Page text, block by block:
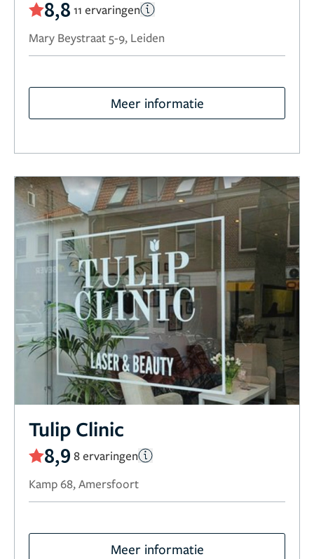
8,8 11 ervaringen
Mary Beystraat 5-9, Leiden
Meer informatie
Tulip Clinic
8,9 8 ervaringen
Kamp 68, Amersfoort
Meer informatie